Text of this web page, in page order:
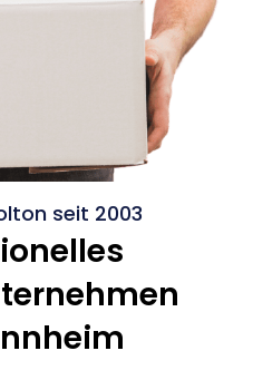
seit 2003